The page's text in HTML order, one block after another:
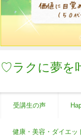
♡ラクに夢を
受講生の声
健康・美容・ダイエッ